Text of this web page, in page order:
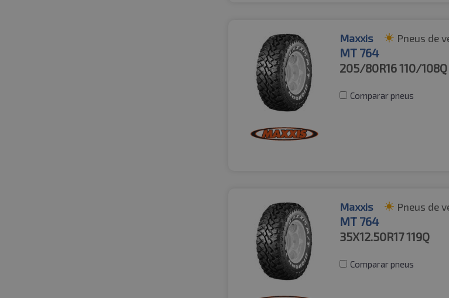
Maxxis Pneus de
MT 764
205/80R16110/108Q
Comparar pneus
Maxxis Pneus de
MT 764
35X12.50R17119Q
Comparar pneus